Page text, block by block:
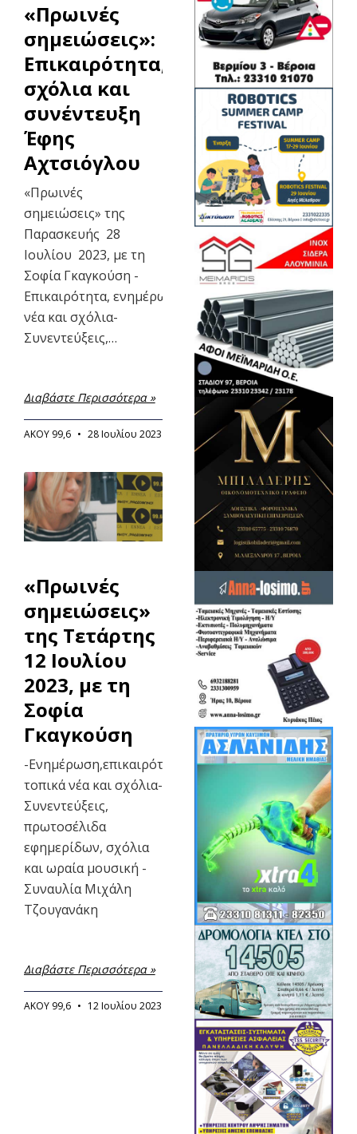
«Πρωινές
σημειώσεις»:
Επικαιρότητα,
σχόλια και
συνέντευξη
Έφης
Αχτσιόγλου
«Πρωινές
σημειώσεις» της
Παρασκευής 28
Ιουλίου 2023, με τη
Σοφία Γκαγκούση -
Επικαιρότητα, ενημέρωση,τοπικά
νέα και σχόλια-
Συνεντεύξεις,…
Διαβάστε Περισσότερα »
ΑΚΟΥ 99,6 28 Ιουλίου 2023
«Πρωινές
σημειώσεις»
της Τετάρτης
12 Ιουλίου
2023, με τη
Σοφία
Γκαγκούση
-Ενημέρωση,επικαιρότητα,
τοπικά νέα και σχόλια-
Συνεντεύξεις,
πρωτοσέλιδα
εφημερίδων, σχόλια
και ωραία μουσική -
Συναυλία Μιχάλη
Τζουγανάκη
Διαβάστε Περισσότερα »
ΑΚΟΥ 99,6 12 Ιουλίου 2023